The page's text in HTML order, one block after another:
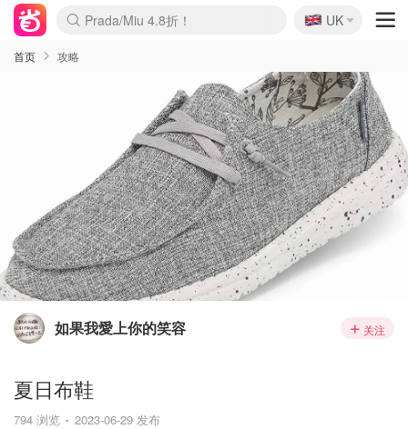
Prada/Miu 4.8折！
🇬🇧
UK
首页 攻略
如果我愛上你的笑容 关注
夏日布鞋
794 浏览 2023-06-29 发布